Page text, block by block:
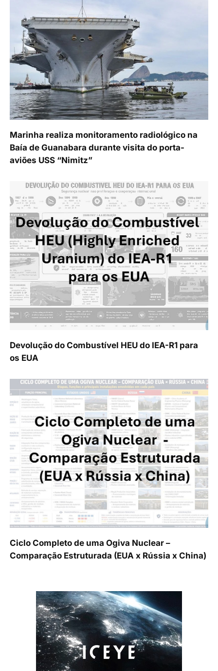
Marinha realiza monitoramento radiológico na
Baía de Guanabara durante visita do porta-
aviões USS “Nimitz”
Devolução do Combustível HEU do IEA-R1 para
os EUA
Ciclo Completo de uma Ogiva Nuclear –
Comparação Estruturada (EUA x Rússia x China)